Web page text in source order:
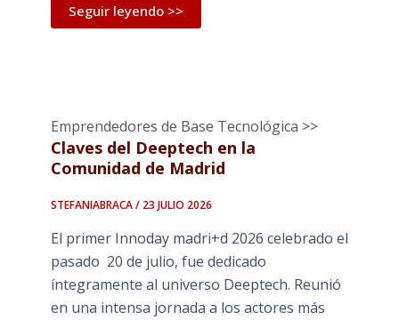
Seguir leyendo >>
Emprendedores de Base Tecnológica >>
Claves del Deeptech en la
Comunidad de Madrid
STEFANIABRACA / 23 JULIO 2026
El primer Innoday madri+d 2026 celebrado el
pasado 20 de julio, fue dedicado
íntegramente al universo Deeptech. Reunió
en una intensa jornada a los actores más